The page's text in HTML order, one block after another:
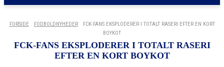
FORSIDE FODBOLDNYHEDER
FCK-FANS EKSPLODERER I TOTALT RASERI EFTER EN KORT
BOYKOT
FCK-FANS EKSPLODERER I TOTALT RASERI
EFTER EN KORT BOYKOT